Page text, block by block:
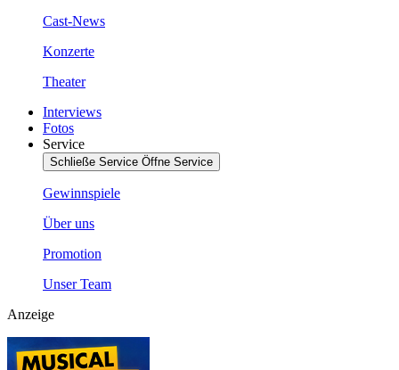
Cast-News
Konzerte
Theater
Interviews
Fotos
Service
Schließe Service Öffne Service
Gewinnspiele
Über uns
Promotion
Unser Team
Anzeige